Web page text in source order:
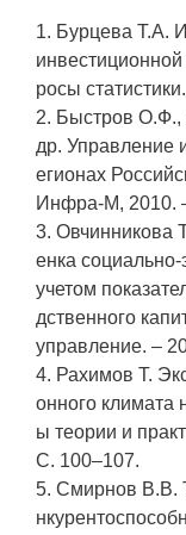
1. Бурцева Т.А.
росы
2. Быстров О.Ф.,
др. Управление
егионах
Инфра-М, 2010.
3. Овчинникова
енка социально-
учетом
дственного
управление. –
4. Рахимов Т.
онного климата
ы теории и
С. 100–107.
5. Смирнов В.В.